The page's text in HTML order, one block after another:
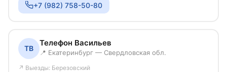
+7 (982) 758-50-80
ТВ
Телефон Васильев
📍 Екатеринбург — Свердловская обл.
↗ Выезды: Березовский